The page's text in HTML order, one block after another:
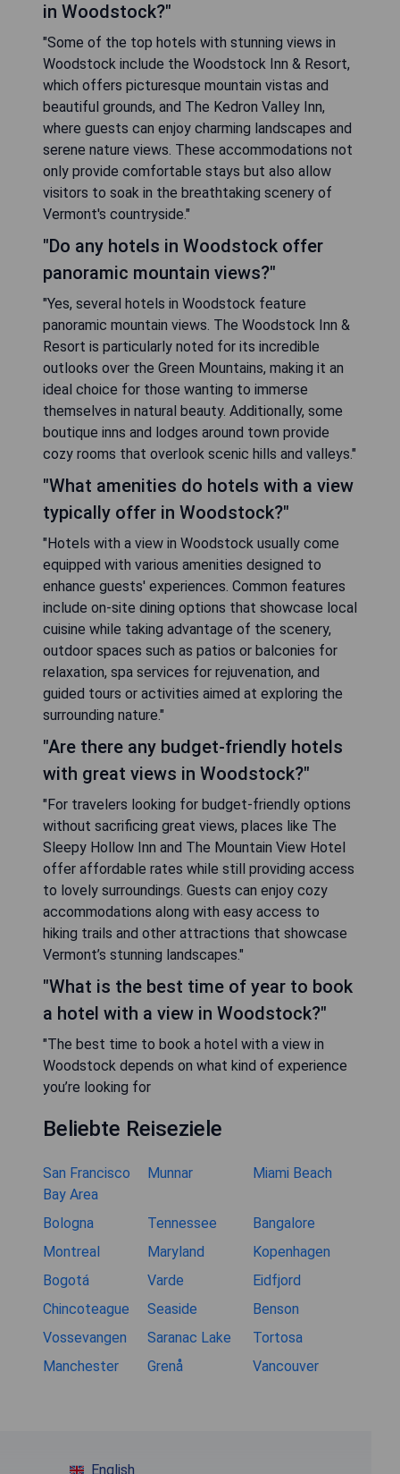
in Woodstock?"
"Some of the top hotels with stunning views in
Woodstock include the Woodstock Inn & Resort,
which offers picturesque mountain vistas and
beautiful grounds, and The Kedron Valley Inn,
where guests can enjoy charming landscapes and
serene nature views. These accommodations not
only provide comfortable stays but also allow
visitors to soak in the breathtaking scenery of
Vermont's countryside."
"Do any hotels in Woodstock offer
panoramic mountain views?"
"Yes, several hotels in Woodstock feature
panoramic mountain views. The Woodstock Inn &
Resort is particularly noted for its incredible
outlooks over the Green Mountains, making it an
ideal choice for those wanting to immerse
themselves in natural beauty. Additionally, some
boutique inns and lodges around town provide
cozy rooms that overlook scenic hills and valleys."
"What amenities do hotels with a view
typically offer in Woodstock?"
"Hotels with a view in Woodstock usually come
equipped with various amenities designed to
enhance guests' experiences. Common features
include on-site dining options that showcase local
cuisine while taking advantage of the scenery,
outdoor spaces such as patios or balconies for
relaxation, spa services for rejuvenation, and
guided tours or activities aimed at exploring the
surrounding nature."
"Are there any budget-friendly hotels
with great views in Woodstock?"
"For travelers looking for budget-friendly options
without sacrificing great views, places like The
Sleepy Hollow Inn and The Mountain View Hotel
offer affordable rates while still providing access
to lovely surroundings. Guests can enjoy cozy
accommodations along with easy access to
hiking trails and other attractions that showcase
Vermont’s stunning landscapes."
"What is the best time of year to book
a hotel with a view in Woodstock?"
"The best time to book a hotel with a view in
Woodstock depends on what kind of experience
you’re looking for
Beliebte Reiseziele
San Francisco
Bay Area
Munnar Miami Beach
Bologna Tennessee
Bangalore
Montreal
Maryland
Kopenhagen
Bogotá
Varde
Eidfjord
Chincoteague
Seaside
Benson
Vossevangen
Saranac Lake
Tortosa
Manchester
Grenå Vancouver
English